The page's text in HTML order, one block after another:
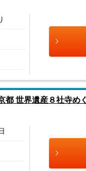
都 世界遺産８社寺